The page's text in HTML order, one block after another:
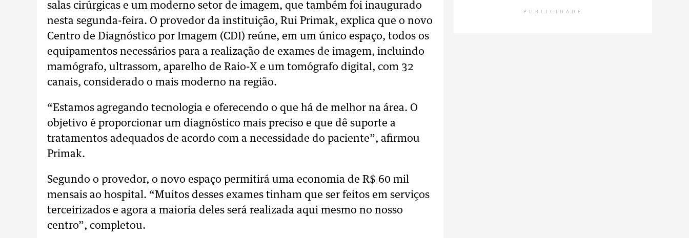
salas cirúrgicas e um moderno setor de imagem, que também foi inaugurado
nesta segunda-feira. O provedor da instituição, Rui Primak, explica que o novo
Centro de Diagnóstico por Imagem (CDI) reúne, em um único espaço, todos os
equipamentos necessários para a realização de exames de imagem, incluindo
mamógrafo, ultrassom, aparelho de Raio-X e um tomógrafo digital, com 32
canais, considerado o mais moderno na região.
“Estamos agregando tecnologia e oferecendo o que há de melhor na área. O
objetivo é proporcionar um diagnóstico mais preciso e que dê suporte a
tratamentos adequados de acordo com a necessidade do paciente”, afirmou
Primak.
Segundo o provedor, o novo espaço permitirá uma economia de R$ 60 mil
mensais ao hospital. “Muitos desses exames tinham que ser feitos em serviços
terceirizados e agora a maioria deles será realizada aqui mesmo no nosso
centro”, completou.
PUBLICIDADE